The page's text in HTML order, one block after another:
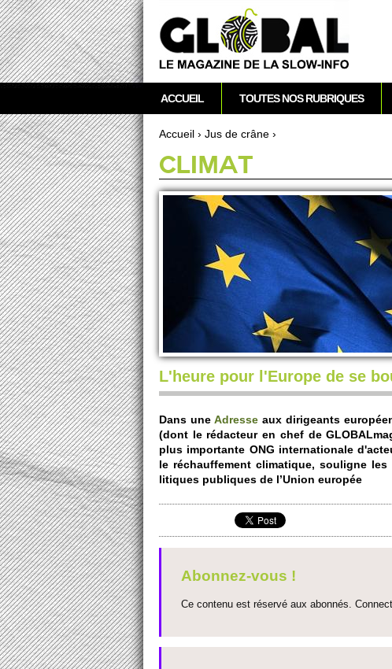
TwitterRSS Newsletter
Vous êtes ici
Accueil › Jus de crâne ›
CLIMAT
L'heure pour l'Europe de se
Dans uneAdre­sse aux dirigeants
(dont le rédacteur en chef de
plus impo­rtante ONG inte­rnati­onale
le réchauffe­ment climatique, so­uligne
litiques publiques de l’Union europée
Abonnez-vous !
Ce contenu est réservé aux abonnés.
M
e
n
p
r
i
ACCUEIL TOUTES NOS RUBRIQUES